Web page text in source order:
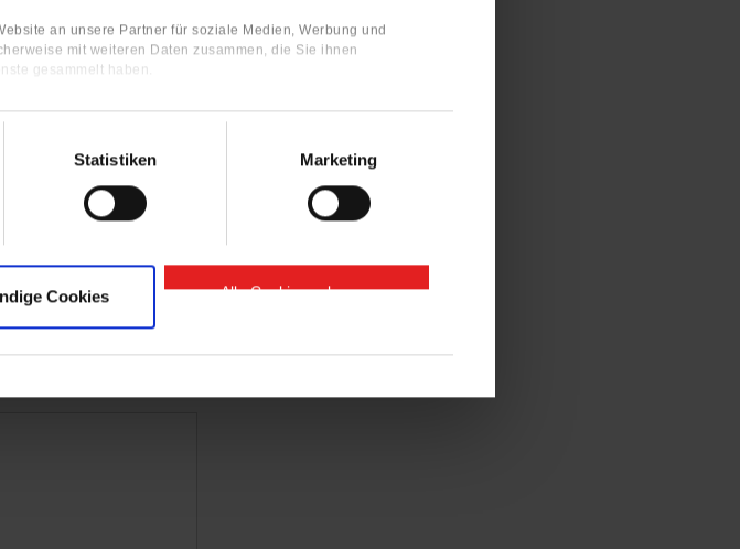
an unsere Partner für soziale Medien, Werbung und
mit weiteren Daten zusammen, die Sie ihnen
gesammelt haben.
Statistiken Marketing
Cookies Alle Cookies zulassen